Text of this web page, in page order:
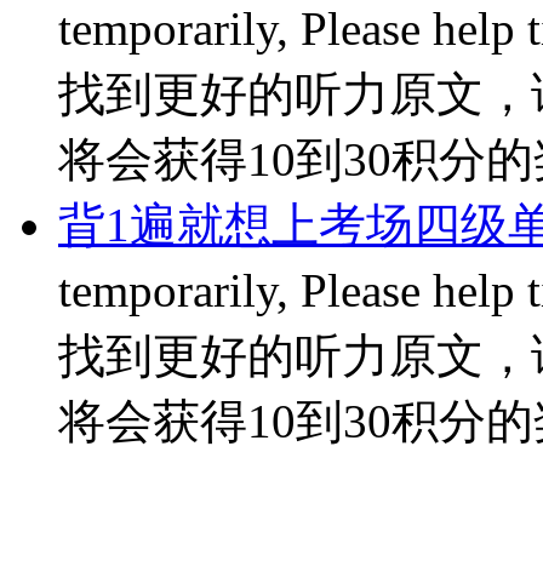
temporarily, Please
找到更好的听力原文
将会获得10到30积分
背1遍就想上考场四级
temporarily, Please
找到更好的听力原文
将会获得10到30积分